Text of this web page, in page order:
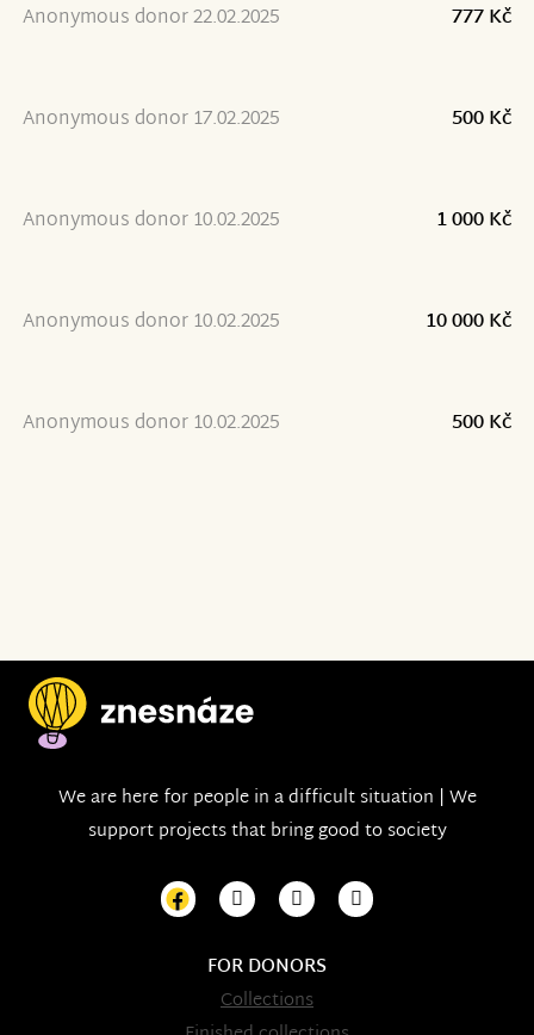
Anonymous donor 22.02.2025 777 Kč
Anonymous donor 17.02.2025 500 Kč
Anonymous donor 10.02.2025 1 000 Kč
Anonymous donor 10.02.2025 10 000 Kč
Anonymous donor 10.02.2025 500 Kč
We are here for people in a difficult situation | We
support projects that bring good to society
FOR DONORS
Collections